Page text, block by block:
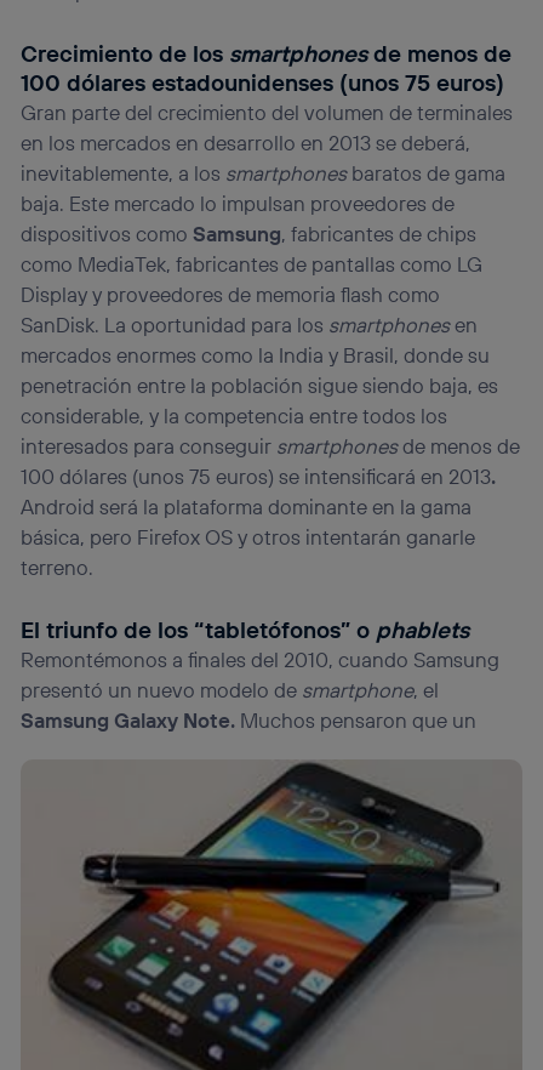
Crecimiento de los smartphonesde menos de
100 dólares estadounidenses (unos 75 euros)
Gran parte del crecimiento del volumen de terminales
en los mercados en desarrollo en 2013 se deberá,
inevitablemente, a los smartphonesbaratos de gama
baja. Este mercado lo impulsan proveedores de
dispositivos comoSamsung, fabricantes de chips
como MediaTek, fabricantes de pantallas como LG
Display y proveedores de memoria flash como
SanDisk. La oportunidad para los smartphonesen
mercados enormes como la India y Brasil, donde su
penetración entre la población sigue siendo baja, es
considerable, y la competencia entre todos los
interesados para conseguir smartphonesde menos de
100 dólares (unos 75 euros) se intensificará en 2013.
Android será la plataforma dominante en la gama
básica, pero Firefox OS y otros intentarán ganarle
terreno.
El triunfo de los “tabletófonos” o phablets
Remontémonos a finales del 2010, cuando Samsung
presentó un nuevo modelo de smartphone, el
Samsung Galaxy Note. Muchos pensaron que un